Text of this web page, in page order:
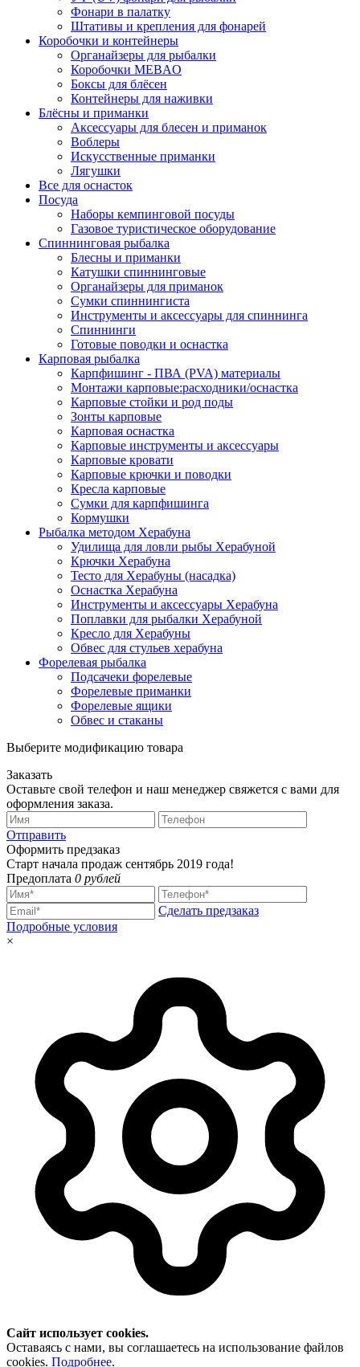
Фонари в палатку
Штативы и крепления для фонарей
Коробочки и контейнеры
Органайзеры для рыбалки
Коробочки MEBAO
Боксы для блёсен
Контейнеры для наживки
Блёсны и приманки
Аксессуары для блесен и приманок
Воблеры
Искусственные приманки
Лягушки
Все для оснасток
Посуда
Наборы кемпинговой посуды
Газовое туристическое оборудование
Спиннинговая рыбалка
Блесны и приманки
Катушки спиннинговые
Органайзеры для приманок
Сумки спиннингиста
Инструменты и аксессуары для спиннинга
Спиннинги
Готовые поводки и оснастка
Карповая рыбалка
Карпфишинг - ПВА (PVA) материалы
Монтажи карповые:расходники/оснастка
Карповые стойки и род поды
Зонты карповые
Карповая оснастка
Карповые инструменты и аксессуары
Карповые кровати
Карповые крючки и поводки
Кресла карповые
Сумки для карпфишинга
Кормушки
Рыбалка методом Херабуна
Удилища для ловли рыбы Херабуной
Крючки Херабуна
Тесто для Херабуны (насадка)
Оснастка Херабуна
Инструменты и аксессуары Херабуна
Поплавки для рыбалки Херабуной
Кресло для Херабуны
Обвес для стульев херабуна
Форелевая рыбалка
Подсачеки форелевые
Форелевые приманки
Форелевые ящики
Обвес и стаканы
Выберите модификацию товара
Заказать
Оставьте свой телефон и наш менеджер свяжется с вами для
оформления заказа.
Отправить
Оформить предзаказ
Старт начала продаж сентябрь 2019 года!
Предоплата 0 рублей
Сделать предзаказ
Подробные условия
×
Сайт использует cookies.
Оставаясь с нами, вы соглашаетесь на использование файлов
cookies. Подробнее.